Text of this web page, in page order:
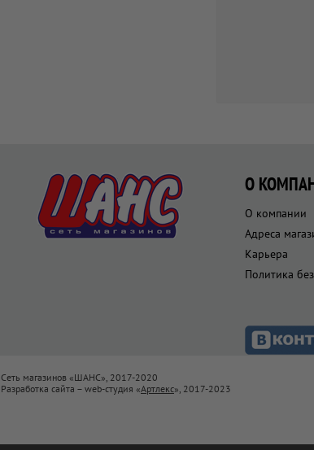
О
О компании
Адреса
Карьера
Политика
Сеть магазинов «ШАНС», 2017-2020
Разработка сайта – web-студия «Артлекс», 2017-2023